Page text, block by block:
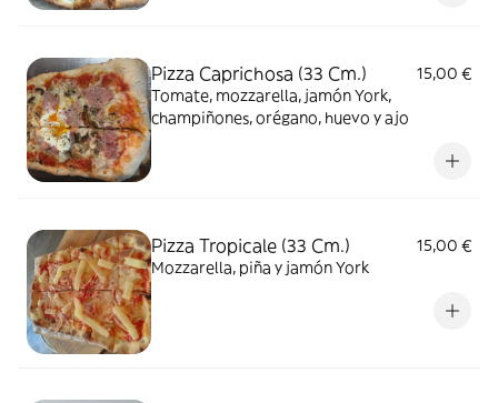
Pizza Caprichosa (33 Cm.)
15,00 €
Tomate, mozzarella, jamón York,
champiñones, orégano, huevo y ajo
Pizza Tropicale (33 Cm.)
15,00 €
Mozzarella, piña y jamón York